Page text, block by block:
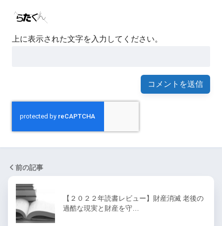
上に表示された文字を入力してください。
前の記事
【２０２２年読書レビュー】財産消滅 老後の
過酷な現実と財産を守…